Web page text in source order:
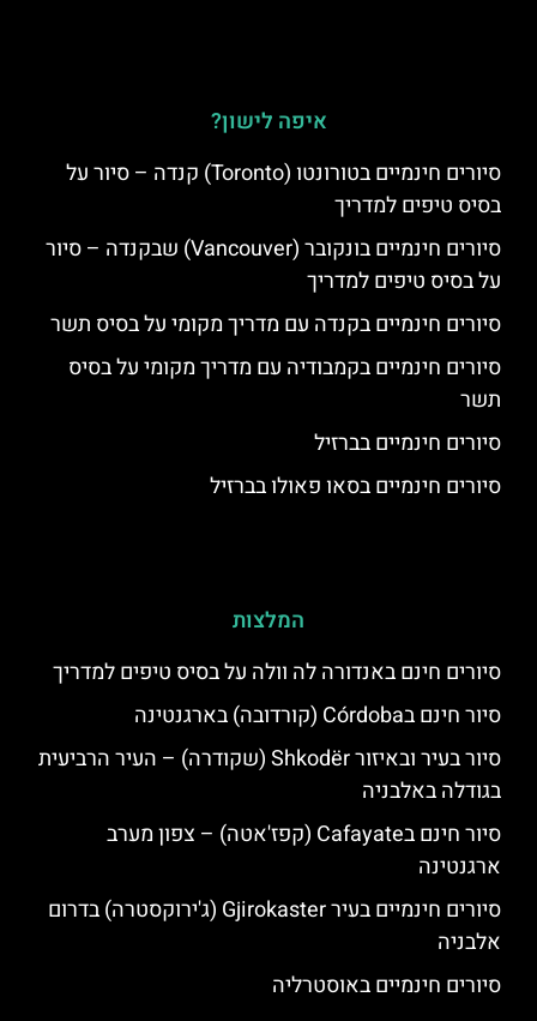
איפה לישון?
סיורים חינמיים בטורונטו (Toronto) קנדה – סיור על
בסיס טיפים למדריך
סיורים חינמיים בונקובר (Vancouver) שבקנדה – סיור
על בסיס טיפים למדריך
סיורים חינמיים בקנדה עם מדריך מקומי על בסיס תשר
סיורים חינמיים בקמבודיה עם מדריך מקומי על בסיס
תשר
סיורים חינמיים בברזיל
סיורים חינמיים בסאו פאולו בברזיל
המלצות
סיורים חינם באנדורה לה וולה על בסיס טיפים למדריך
סיור חינם בCórdoba (קורדובה) בארגנטינה
סיור בעיר ובאיזור Shkodër (שקודרה) – העיר הרביעית
בגודלה באלבניה
סיור חינם בCafayate (קפז'אטה) – צפון מערב
ארגנטינה
סיורים חינמיים בעיר Gjirokaster (ג'ירוקסטרה) בדרום
אלבניה
סיורים חינמיים באוסטרליה